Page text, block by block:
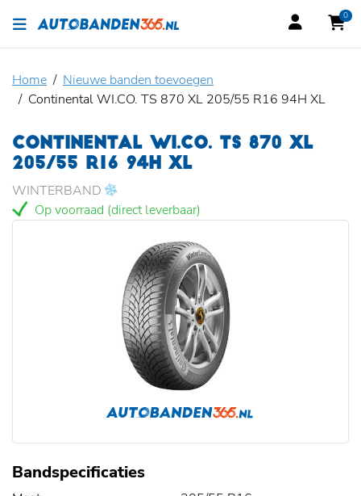
0
Home
Nieuwe banden toevoegen
Continental WI.CO. TS 870 XL 205/55 R16 94H XL
CONTINENTAL WI.CO. TS 870 XL
205/55 R16 94H XL
WINTERBAND
Op voorraad (direct leverbaar)
Bandspecificaties